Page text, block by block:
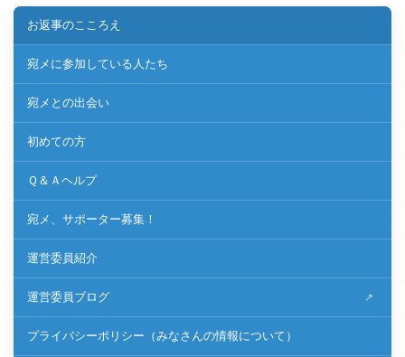
お返事のこころえ
宛メに参加している人たち
宛メとの出会い
初めての方
Ｑ＆Ａヘルプ
宛メ、サポーター募集！
運営委員紹介
運営委員ブログ
プライバシーポリシー（みなさんの情報について）